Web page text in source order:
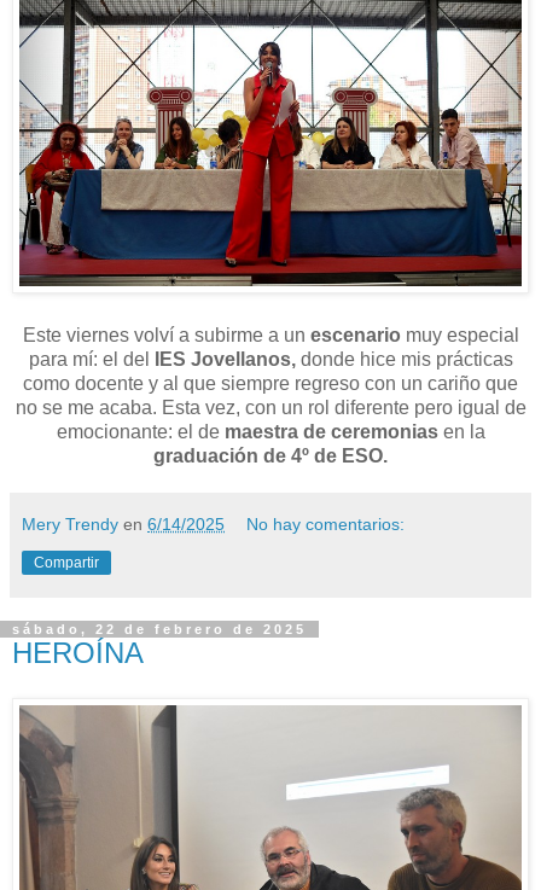
Este viernes volví a subirme a un escenario muy especial
para mí: el del
IES Jovellanos,donde hice mis prácticas
como docente y al que siempre regreso con un cariño que
no se me acaba. Esta vez, con un rol diferente pero igual de
emocionante: el de maestra de ceremoniasen la
graduación de 4º de ESO.
Mery Trendy en 6/14/2025 No hay comentarios:
Compartir
sábado, 22 de febrero de 2025
HEROÍNA